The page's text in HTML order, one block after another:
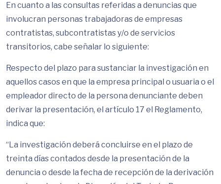
En cuanto a las consultas referidas a denuncias que
involucran personas trabajadoras de empresas
contratistas, subcontratistas y/o de servicios
transitorios, cabe señalar lo siguiente:
Respecto del plazo para sustanciar la investigación en
aquellos casos en que la empresa principal o usuaria o el
empleador directo de la persona denunciante deben
derivar la presentación, el artículo 17 el Reglamento,
indica que:
“La investigación deberá concluirse en el plazo de
treinta días contados desde la presentación de la
denuncia o desde la fecha de recepción de la derivación